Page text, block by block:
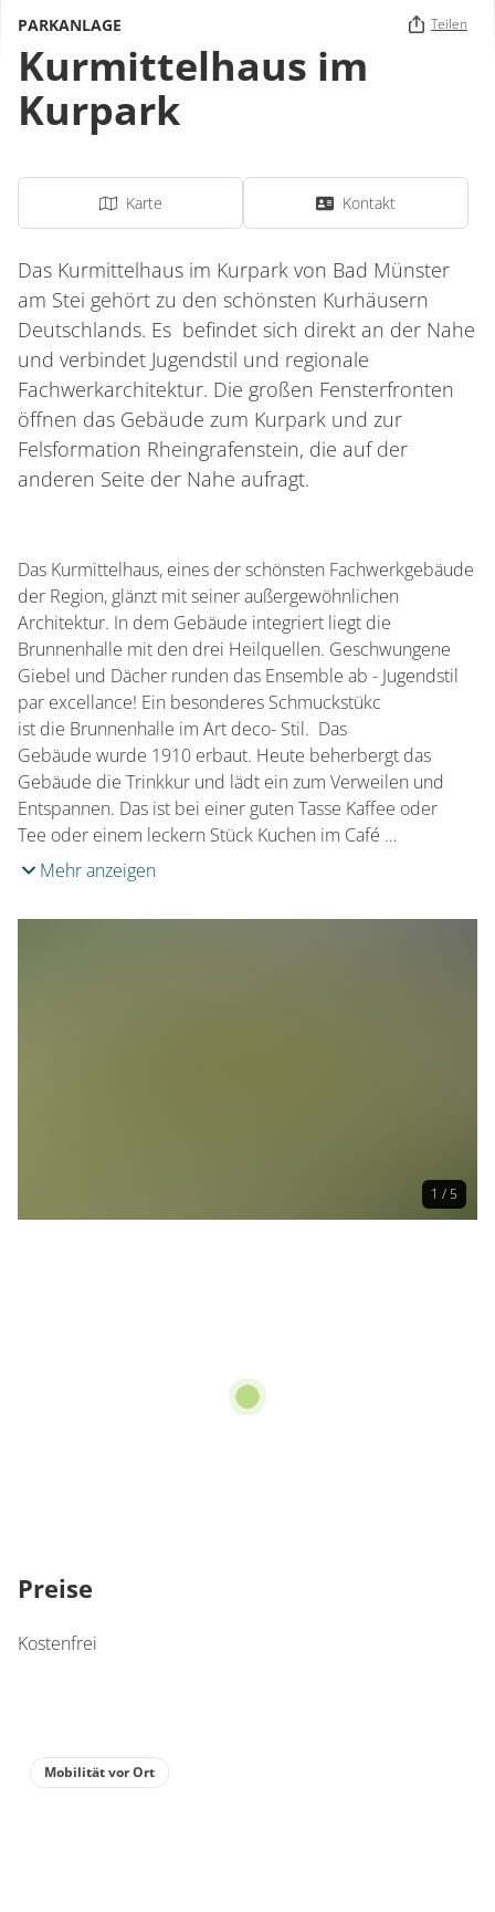
PARKANLAGE Teilen
Kurmittelhaus im
Kurpark
Karte Kontakt
Das Kurmittelhaus im Kurpark von Bad Münster
am Stei gehört zu den schönsten Kurhäusern
Deutschlands. Es befindet sich direkt an der Nahe
und verbindet Jugendstil und regionale
Fachwerkarchitektur. Die großen Fensterfronten
öffnen das Gebäude zum Kurpark und zur
Felsformation Rheingrafenstein, die auf der
anderen Seite der Nahe aufragt.
Das Kurmittelhaus, eines der schönsten Fachwerkgebäude
der Region, glänzt mit seiner außergewöhnlichen
Architektur. In dem Gebäude integriert liegt die
Brunnenhalle mit den drei Heilquellen. Geschwungene
Giebel und Dächer runden das Ensemble ab - Jugendstil
par excellance! Ein besonderes Schmuckstükc
ist die Brunnenhalle im Art deco- Stil. Das
Gebäude wurde 1910 erbaut. Heute beherbergt das
Gebäude die Trinkkur und lädt ein zum Verweilen und
Entspannen. Das ist bei einer guten Tasse Kaffee oder
Tee oder einem leckern Stück Kuchen im Café …
Mehr anzeigen
1 / 5
Preise
Kostenfrei
Mobilität vor Ort